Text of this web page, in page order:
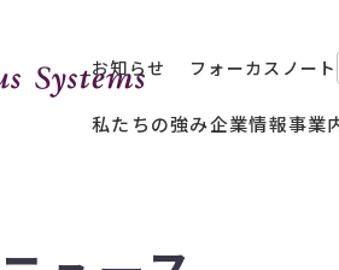
お知らせ フォーカスノート
私たちの強み企業情報事業